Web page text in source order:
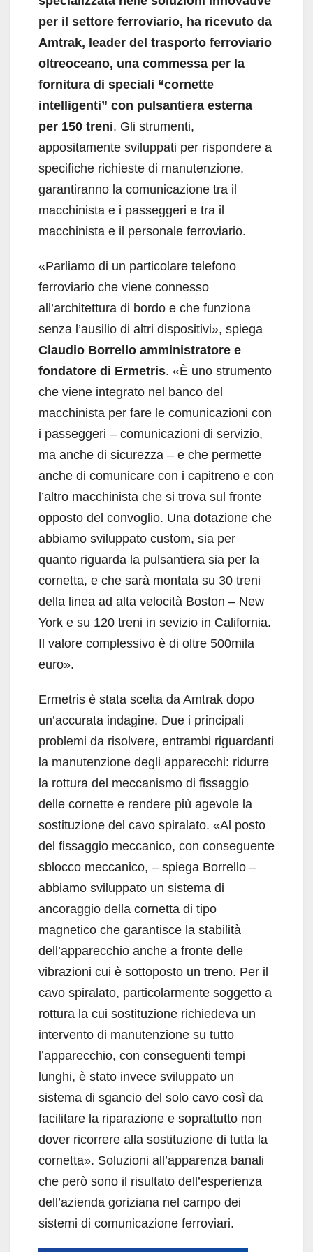
per il settore ferroviario, ha ricevuto da
Amtrak, leader del trasporto ferroviario
oltreoceano, una commessa per la
fornitura di speciali “cornette
intelligenti” con pulsantiera esterna
per 150 treni. Gli strumenti,
appositamente sviluppati per rispondere a
specifiche richieste di manutenzione,
garantiranno la comunicazione tra il
macchinista e i passeggeri e tra il
macchinista e il personale ferroviario.
«Parliamo di un particolare telefono
ferroviario che viene connesso
all’architettura di bordo e che funziona
senza l’ausilio di altri dispositivi», spiega
Claudio Borrello amministratore e
fondatore di Ermetris. «È uno strumento
che viene integrato nel banco del
macchinista per fare le comunicazioni con
i passeggeri – comunicazioni di servizio,
ma anche di sicurezza – e che permette
anche di comunicare con i capitreno e con
l’altro macchinista che si trova sul fronte
opposto del convoglio. Una dotazione che
abbiamo sviluppato custom, sia per
quanto riguarda la pulsantiera sia per la
cornetta, e che sarà montata su 30 treni
della linea ad alta velocità Boston – New
York e su 120 treni in sevizio in California.
Il valore complessivo è di oltre 500mila
euro».
Ermetris è stata scelta da Amtrak dopo
un’accurata indagine. Due i principali
problemi da risolvere, entrambi riguardanti
la manutenzione degli apparecchi: ridurre
la rottura del meccanismo di fissaggio
delle cornette e rendere più agevole la
sostituzione del cavo spiralato. «Al posto
del fissaggio meccanico, con conseguente
sblocco meccanico, – spiega Borrello –
abbiamo sviluppato un sistema di
ancoraggio della cornetta di tipo
magnetico che garantisce la stabilità
dell’apparecchio anche a fronte delle
vibrazioni cui è sottoposto un treno. Per il
cavo spiralato, particolarmente soggetto a
rottura la cui sostituzione richiedeva un
intervento di manutenzione su tutto
l’apparecchio, con conseguenti tempi
lunghi, è stato invece sviluppato un
sistema di sgancio del solo cavo così da
facilitare la riparazione e soprattutto non
dover ricorrere alla sostituzione di tutta la
cornetta». Soluzioni all’apparenza banali
che però sono il risultato dell’esperienza
dell’azienda goriziana nel campo dei
sistemi di comunicazione ferroviari.